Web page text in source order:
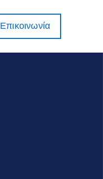
Επικοινωνία